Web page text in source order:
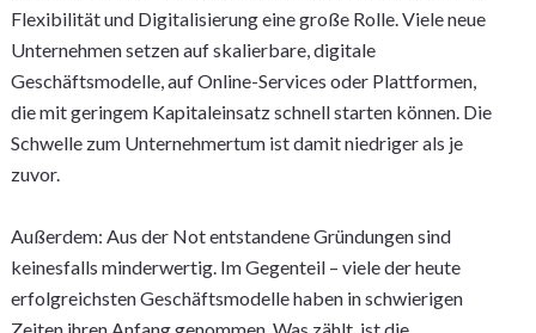
Flexibilität und Digitalisierung eine große Rolle. Viele neue
Unternehmen setzen auf skalierbare, digitale
Geschäftsmodelle, auf Online-Services oder Plattformen,
die mit geringem Kapitaleinsatz schnell starten können. Die
Schwelle zum Unternehmertum ist damit niedriger als je
zuvor.
Außerdem: Aus der Not entstandene Gründungen sind
keinesfalls minderwertig. Im Gegenteil – viele der heute
erfolgreichsten Geschäftsmodelle haben in schwierigen